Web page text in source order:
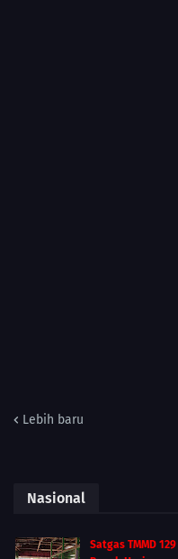
Lebih baru
Nasional
Satgas TMMD